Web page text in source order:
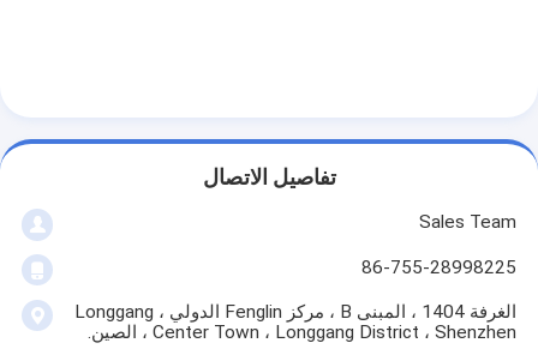
تفاصيل الاتصال
Sales Team
86-755-28998225
الغرفة 1404 ، المبنى B ، مركز Fenglin الدولي ، Longgang
Center Town ، Longgang District ، Shenzhen ، الصين.